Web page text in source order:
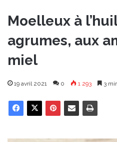
Moelleux à
agrumes, aux
miel
19 avril 2021 0 1 293 3